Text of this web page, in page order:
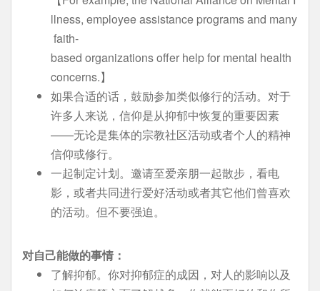
llness, employee assistance programs and many
faith-
based organizations offer help for mental health
concerns.】
如果合适的话，鼓励参加类似修行的活动。对于
许多人来说，信仰是从抑郁中恢复的重要因素
——无论是集体的宗教社区活动或者个人的精神
信仰或修行。
一起制定计划。邀请至爱亲朋一起散步，看电
影，或者共同进行爱好活动或者其它他们曾喜欢
的活动。但不要强迫。
对自己能做的事情：
了解抑郁。你对抑郁症的成因，对人的影响以及